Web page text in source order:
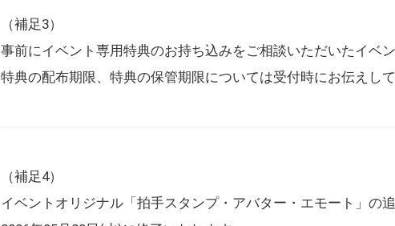
（補足3）
事前にイベント専用特典のお持ち込みをご相談いただいたイベ
特典の配布期限、特典の保管期限については受付時にお伝えし
（補足4）
イベントオリジナル「拍手スタンプ・アバター・エモート」の